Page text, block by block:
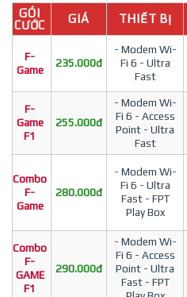
GÓI
CƯỚC
GIÁ THIẾT BỊ
F-
Game
235.000đ
- Modem Wi-
Fi 6 - Ultra
Fast
F-
Game
F1
255.000đ
- Modem Wi-
Fi 6 - Access
Point - Ultra
Fast
Combo
F-
Game
280.000đ
- Modem Wi-
Fi 6 - Ultra
Fast - FPT
Play Box
Combo
F-
GAME
F1
290.000đ
- Modem Wi-
Fi 6 - Access
Point - Ultra
Fast - FPT